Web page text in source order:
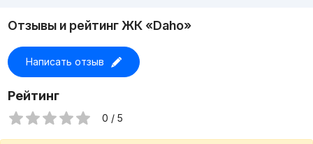
Отзывы и рейтинг ЖК «Daho»
Написать отзыв
Рейтинг
0 / 5